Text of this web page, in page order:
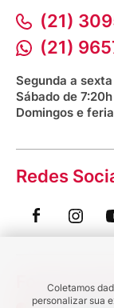
Coletamos
personalizar sua
Aniversário
Bioimpedância
Fale conosco
Procon RJ
Saúde na praça
(21)
(21)
Segunda a
Sábado de
Domingos e
Redes
Formas